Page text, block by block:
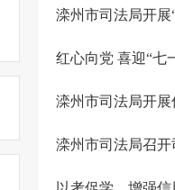
滦州市司法局开
红心向党 喜迎“
滦州市司法局开
滦州市司法局召